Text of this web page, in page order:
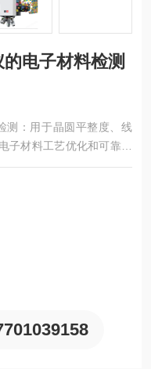
电子材料检测
测：用于晶圆平整度、线
子材料工艺优化和可靠性